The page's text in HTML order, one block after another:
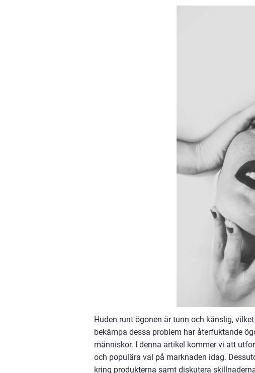
Huden runt ögonen är tunn och känslig,
bekämpa dessa problem har återfuktande
människor. I denna artikel kommer vi att
och populära val på marknaden idag.
kring produkterna samt diskutera